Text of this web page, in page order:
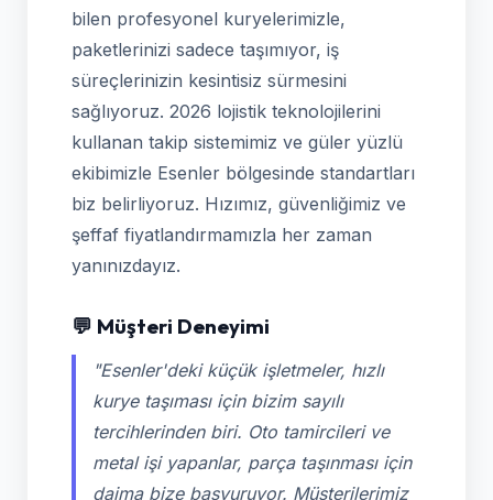
bilen profesyonel kuryelerimizle,
paketlerinizi sadece taşımıyor, iş
süreçlerinizin kesintisiz sürmesini
sağlıyoruz. 2026 lojistik teknolojilerini
kullanan takip sistemimiz ve güler yüzlü
ekibimizle Esenler bölgesinde standartları
biz belirliyoruz. Hızımız, güvenliğimiz ve
şeffaf fiyatlandırmamızla her zaman
yanınızdayız.
💬 Müşteri Deneyimi
"Esenler'deki küçük işletmeler, hızlı
kurye taşıması için bizim sayılı
tercihlerinden biri. Oto tamircileri ve
metal işi yapanlar, parça taşınması için
daima bize başvuruyor. Müşterilerimiz